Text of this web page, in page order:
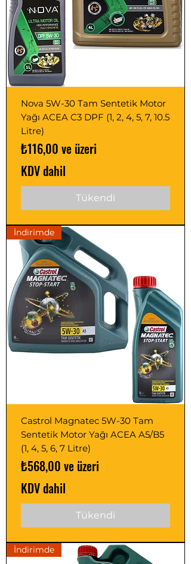
Nova 5W-30 Tam Sentetik Motor
Yağı ACEA C3 DPF (1, 2, 4, 5, 7, 10.5
Litre)
₺116,00 ve üzeri
İndirimli Fiyat
KDV dahil
Tükendi
İndirimde
Castrol Magnatec 5W-30 Tam
Sentetik Motor Yağı ACEA A5/B5
(1, 4, 5, 6, 7 Litre)
₺568,00 ve üzeri
İndirimli Fiyat
KDV dahil
Tükendi
İndirimde